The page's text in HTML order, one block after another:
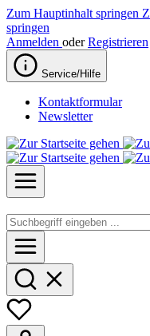
Zum Hauptinhalt springen
springen
Anmelden oder Registrieren
Service/Hilfe
Kontaktformular
Newsletter